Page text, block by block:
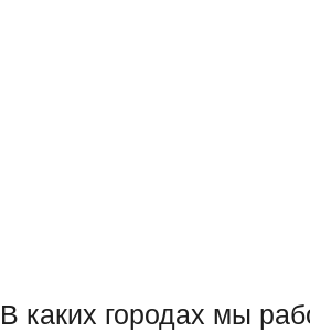
В каких городах мы